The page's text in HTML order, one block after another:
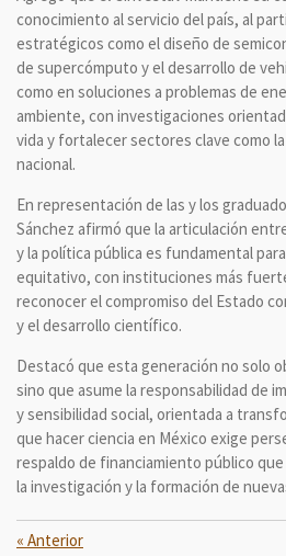
conocimiento al servicio del país, al
estratégicos como el diseño de
de supercómputo y el desarrollo de
como en soluciones a problemas de
ambiente, con investigaciones
vida y fortalecer sectores clave como
nacional.
En representación de las y los
Sánchez afirmó que la articulación
y la política pública es fundamental
equitativo, con instituciones más
reconocer el compromiso del Estado
y el desarrollo científico.
Destacó que esta generación no solo
sino que asume la responsabilidad de
y sensibilidad social, orientada a
que hacer ciencia en México exige
respaldo de financiamiento público
la investigación y la formación de
« Anterior